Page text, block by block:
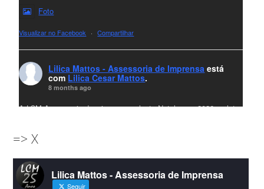
Foto
Visualizar no Facebook · Compartilhar
Lilica Mattos - Assessoria de Imprensa está
com Lilica Cesar Mattos.
8 months ago
A LCM Assessoria deseja um excelente Natal e um 2026 repleto
amigos que sempre nos acompanham!🎄✨🥂❤️
#lcmassessoriassessoria#natal #merrychristmas #felizanonovo
#HappyNewYear
=> X
Lilica Mattos - Assessoria de Imprensa
Seguir